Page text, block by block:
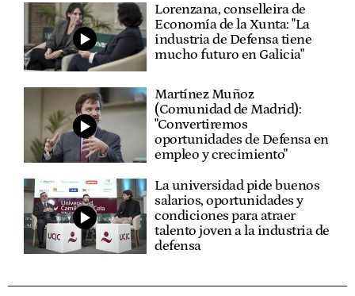
Lorenzana, conselleira de
Economía de la Xunta: "La
industria de Defensa tiene
mucho futuro en Galicia"
Martínez Muñoz
(Comunidad de Madrid):
"Convertiremos
oportunidades de Defensa en
empleo y crecimiento"
La universidad pide buenos
salarios, oportunidades y
condiciones para atraer
talento joven a la industria de
defensa